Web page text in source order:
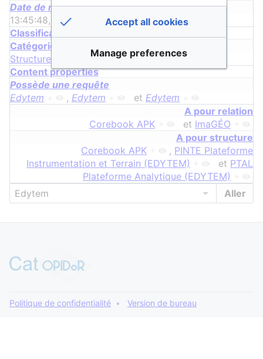
Date de modification
13:45:48, 14 avril 2025+
Classification properties
Catégorie
Structure
Content properties
Possède une requête
Edytem
, Edytem et Edytem
A pour relation
Corebook APK
et ImaGÉO
A pour structure
Corebook APK
, PINTE Plateforme
Instrumentation et Terrain (EDYTEM)
et PTAL
Plateforme Analytique (EDYTEM)
Politique de confidentialité Version de bureau
Accept all cookies
Manage preferences